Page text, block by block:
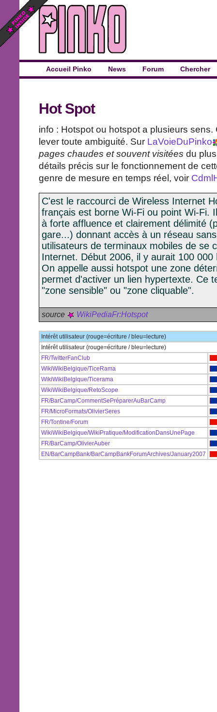
Accueil Pinko News Forum Chercher
Hot Spot
info : Hotspot ou hotspot a plusieurs
lever toute ambiguité. Sur LaVoieDuPinko
pages chaudes et souvent visitées du
détails précis sur le fonctionnement de
genre de mesure en temps réel, voir
C'est le raccourci de Wireless Internet
français est borne Wi-Fi ou point Wi-Fi.
à forte affluence et clairement délimité
gare...) donnant accès à un réseau
utilisateurs de terminaux mobiles de se
Internet. Début 2006, il y aurait 100
On appelle aussi hotspot une zone
permet d'activer un lien hypertexte. Ce
"zone sensible" ou "zone cliquable".
source WikiPediaFr:Hotspot
Intérêt utilisateur (rouge=écriture / bleu=lecture)
Intérêt utilisateur (rouge=écriture / bleu=lecture)
FR/TwitterFanClub
WikiWikiBelgique/TiceRama
WikiWikiBelgique/Ticerama
WikiWikiBelgique/RetoScope
FR/BarCamp/CommentSePréparerAuBarCamp
FR/MicroFormats/OlivierSeres
FR/Tontine/Forum
WikiWikiBelgique/WikiPratique/ModificationDansUnePage
FR/BarCamp/OlivierAuber
EN/BarCampBank/BarCampBankForumArchives/January2007